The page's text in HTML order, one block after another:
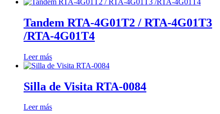
Tandem RTA-4G01T2 / RTA-4G01T3
/RTA-4G01T4
Leer más
Silla de Visita RTA-0084
Leer más